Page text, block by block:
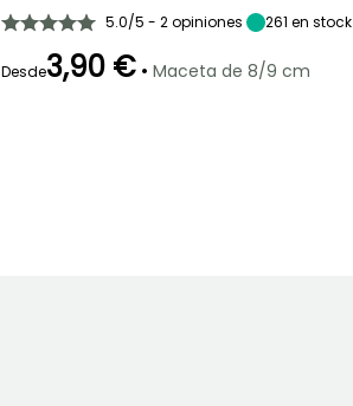
5.0/5 - 2 opiniones 261 en stock
Desde3,90 € • Maceta de 8/9 cm